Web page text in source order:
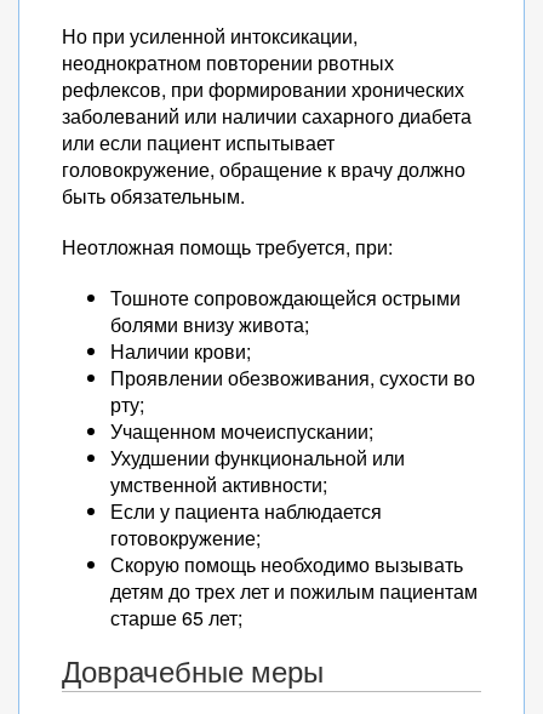
Но при усиленной интоксикации,
неоднократном повторении рвотных
рефлексов, при формировании хронических
заболеваний или наличии сахарного диабета
или если пациент испытывает
головокружение, обращение к врачу должно
быть обязательным.
Неотложная помощь требуется, при:
Тошноте сопровождающейся острыми
болями внизу живота;
Наличии крови;
Проявлении обезвоживания, сухости во
рту;
Учащенном мочеиспускании;
Ухудшении функциональной или
умственной активности;
Если у пациента наблюдается
готовокружение;
Скорую помощь необходимо вызывать
детям до трех лет и пожилым пациентам
старше 65 лет;
Доврачебные меры